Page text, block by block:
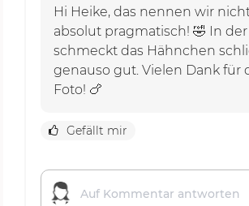
Hi Heike, das nennen wir
absolut pragmatisch! 🤣 In
schmeckt das Hähnchen
genauso gut. Vielen Dank für
Foto! 🍗
Gefällt mir